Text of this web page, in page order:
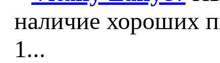
наличие хороших
1...